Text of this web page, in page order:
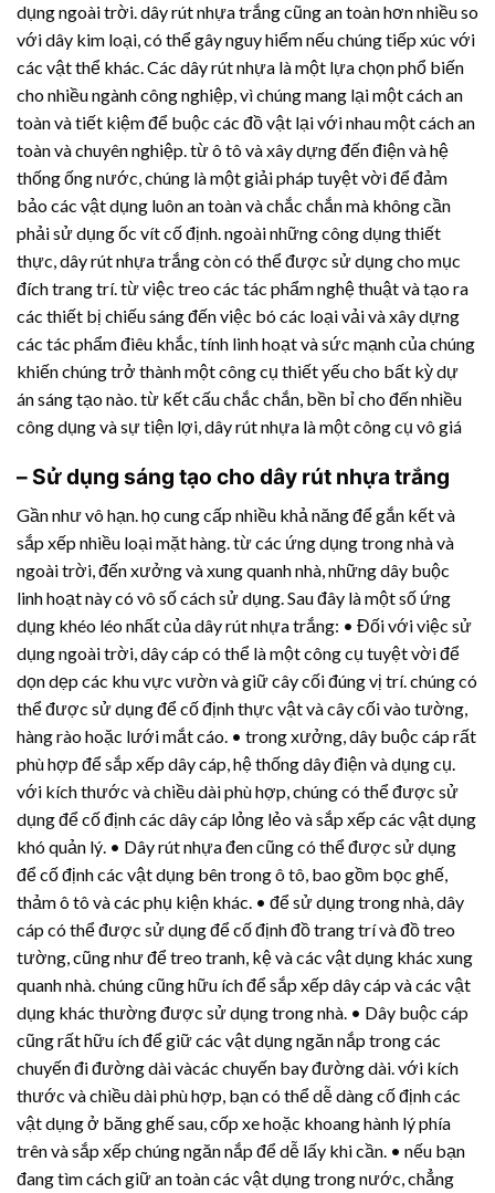
dụng ngoài trời.dây rút nhựatrắng cũng an toàn hơn nhiều so
với dây kim loại, có thể gây nguy hiểm nếu chúng tiếp xúc với
các vật thể khác. Các dây rút nhựa là một lựa chọn phổ biến
cho nhiều ngành công nghiệp, vì chúng mang lại một cách an
toàn và tiết kiệm để buộc các đồ vật lại với nhau một cách an
toàn và chuyên nghiệp. từ ô tô và xây dựng đến điện và hệ
thống ống nước, chúng là một giải pháp tuyệt vời để đảm
bảo các vật dụng luôn an toàn và chắc chắn mà không cần
phải sử dụng ốc vít cố định. ngoài những công dụng thiết
thực,dây rút nhựatrắng còn có thể được sử dụng cho mục
đích trang trí. từ việc treo các tác phẩm nghệ thuật và tạo ra
các thiết bị chiếu sáng đến việc bó các loại vải và xây dựng
các tác phẩm điêu khắc, tính linh hoạt và sức mạnh của chúng
khiến chúng trở thành một công cụ thiết yếu cho bất kỳ dự
án sáng tạo nào. từ kết cấu chắc chắn, bền bỉ cho đến nhiều
công dụng và sự tiện lợi,dây rút nhựa là một công cụ vô giá
– Sử dụng sáng tạo cho dây rút nhựa trắng
Gần như vô hạn. họ cung cấp nhiều khả năng để gắn kết và
sắp xếp nhiều loại mặt hàng. từ các ứng dụng trong nhà và
ngoài trời, đến xưởng và xung quanh nhà, những dây buộc
linh hoạt này có vô số cách sử dụng. Sau đây là một số ứng
dụng khéo léo nhất củadây rút nhựatrắng: • Đối với việc sử
dụng ngoài trời, dây cáp có thể là một công cụ tuyệt vời để
dọn dẹp các khu vực vườn và giữ cây cối đúng vị trí. chúng có
thể được sử dụng để cố định thực vật và cây cối vào tường,
hàng rào hoặc lưới mắt cáo. • trong xưởng, dây buộc cáp rất
phù hợp để sắp xếp dây cáp, hệ thống dây điện và dụng cụ.
với kích thước và chiều dài phù hợp, chúng có thể được sử
dụng để cố định các dây cáp lỏng lẻo và sắp xếp các vật dụng
khó quản lý. • Dây rút nhựađen cũng có thể được sử dụng
để cố định các vật dụng bên trong ô tô, bao gồm bọc ghế,
thảm ô tô và các phụ kiện khác. • để sử dụng trong nhà, dây
cáp có thể được sử dụng để cố định đồ trang trí và đồ treo
tường, cũng như để treo tranh, kệ và các vật dụng khác xung
quanh nhà. chúng cũng hữu ích để sắp xếp dây cáp và các vật
dụng khác thường được sử dụng trong nhà. • Dây buộc cáp
cũng rất hữu ích để giữ các vật dụng ngăn nắp trong các
chuyến đi đường dài vàcác chuyến bay đường dài. với kích
thước và chiều dài phù hợp, bạn có thể dễ dàng cố định các
vật dụng ở băng ghế sau, cốp xe hoặc khoang hành lý phía
trên và sắp xếp chúng ngăn nắp để dễ lấy khi cần. • nếu bạn
đang tìm cách giữ an toàn các vật dụng trong nước, chẳng